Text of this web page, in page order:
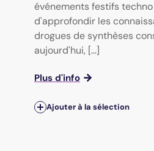
événements festifs
d'approfondir les
drogues de synthèses
aujourd'hui, [...]
Plus d'info
Ajouter à la sélection